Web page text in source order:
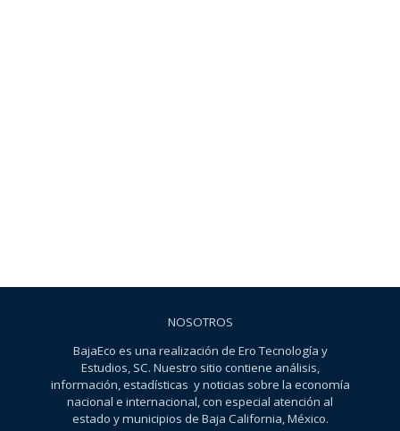
NOSOTROS
BajaEco es una realización de Ero Tecnología y
Estudios, SC. Nuestro sitio contiene análisis,
información, estadísticas y noticias sobre la economía
nacional e internacional, con especial atención al
estado y municipios de Baja California, México.